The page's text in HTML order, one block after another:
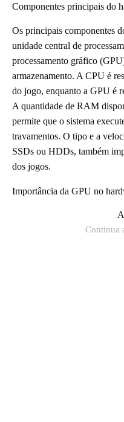
Componentes principais do
Os principais componentes
unidade central de
processamento gráfico
armazenamento. A CPU é
do jogo, enquanto a GPU é
A quantidade de RAM
permite que o sistema
travamentos. O tipo e a
SSDs ou HDDs, também
dos jogos.
Importância da GPU no
Continua